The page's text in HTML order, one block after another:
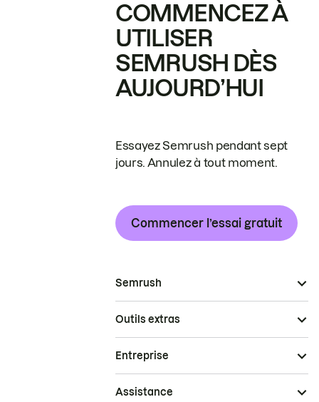
COMMENCEZ À
UTILISER
SEMRUSH DÈS
AUJOURD’HUI
Essayez Semrush pendant sept
jours. Annulez à tout moment.
Commencer l’essai gratuit
Semrush
Outils extras
Entreprise
Assistance